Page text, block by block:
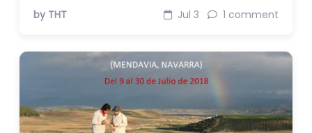
by THT Jul 3 1 comment